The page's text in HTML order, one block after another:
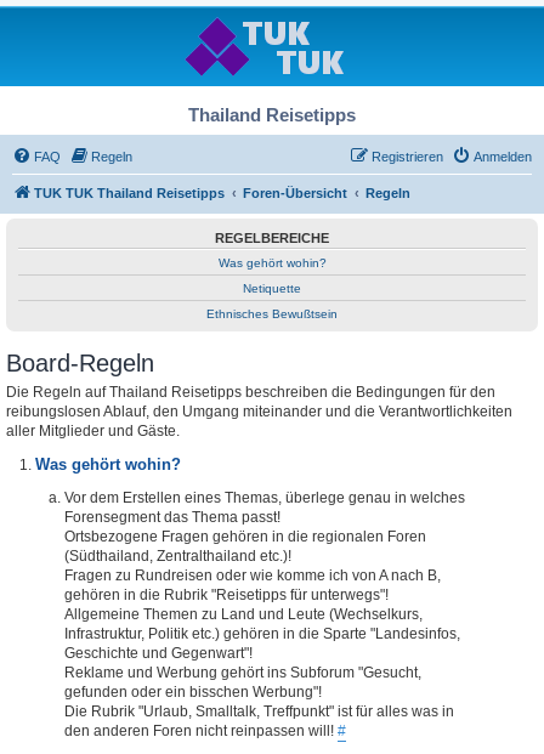
Thailand Reisetipps
FAQ Regeln Anmelden
Registrieren
TUK TUK Thailand Reisetipps Foren-Übersicht Regeln
REGELBEREICHE
Was gehört wohin?
Netiquette
Ethnisches Bewußtsein
Board-Regeln
Die Regeln auf Thailand Reisetipps beschreiben die Bedingungen für den
reibungslosen Ablauf, den Umgang miteinander und die Verantwortlichkeiten
aller Mitglieder und Gäste.
Was gehört wohin?
Vor dem Erstellen eines Themas, überlege genau in welches
Forensegment das Thema passt!
Ortsbezogene Fragen gehören in die regionalen Foren
(Südthailand, Zentralthailand etc.)!
Fragen zu Rundreisen oder wie komme ich von A nach B,
gehören in die Rubrik "Reisetipps für unterwegs"!
Allgemeine Themen zu Land und Leute (Wechselkurs,
Infrastruktur, Politik etc.) gehören in die Sparte "Landesinfos,
Geschichte und Gegenwart"!
Reklame und Werbung gehört ins Subforum "Gesucht,
gefunden oder ein bisschen Werbung"!
Die Rubrik "Urlaub, Smalltalk, Treffpunkt" ist für alles was in
den anderen Foren nicht reinpassen will! #